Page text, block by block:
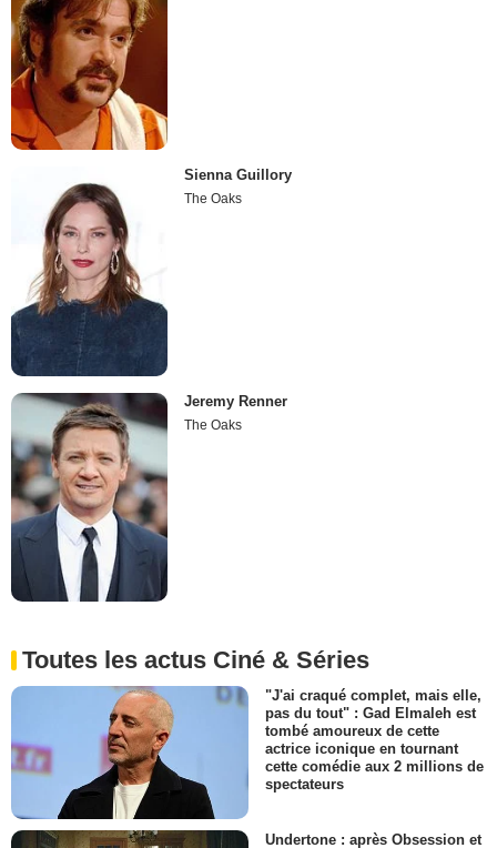
Sienna Guillory
The Oaks
Jeremy Renner
The Oaks
Toutes les actus Ciné & Séries
"J'ai craqué complet, mais elle,
pas du tout" : Gad Elmaleh est
tombé amoureux de cette
actrice iconique en tournant
cette comédie aux 2 millions de
spectateurs
Undertone : après Obsession et